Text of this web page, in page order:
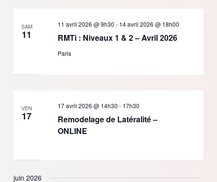
SAM
11 RMTi : Niveaux 1 & 2 – Avril 2026
11 avril 2026 @ 9h30 - 14 avril 2026 @ 18h00
Paris
VEN
17
Remodelage de Latéralité –
ONLINE
17 avril 2026 @ 14h30 - 17h30
juin 2026